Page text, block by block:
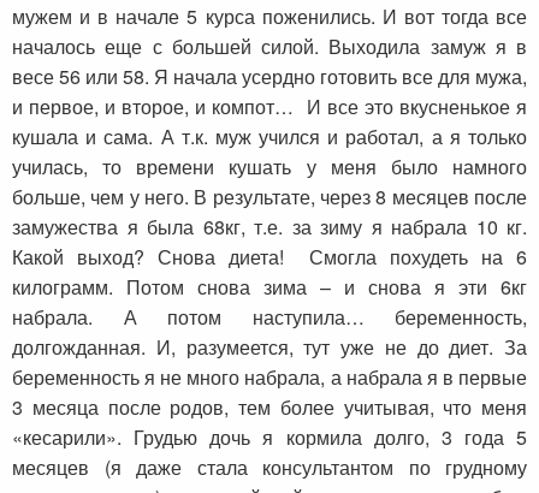
мужем и в начале 5 курса поженились. И вот тогда все
началось еще с большей силой. Выходила замуж я в
весе 56 или 58. Я начала усердно готовить все для мужа,
и первое, и второе, и компот… И все это вкусненькое я
кушала и сама. А т.к. муж учился и работал, а я только
училась, то времени кушать у меня было намного
больше, чем у него. В результате, через 8 месяцев после
замужества я была 68кг, т.е. за зиму я набрала 10 кг.
Какой выход? Снова диета! Смогла похудеть на 6
килограмм. Потом снова зима – и снова я эти 6кг
набрала. А потом наступила… беременность,
долгожданная. И, разумеется, тут уже не до диет. За
беременность я не много набрала, а набрала я в первые
3 месяца после родов, тем более учитывая, что меня
«кесарили». Грудью дочь я кормила долго, 3 года 5
месяцев (я даже стала консультантом по грудному